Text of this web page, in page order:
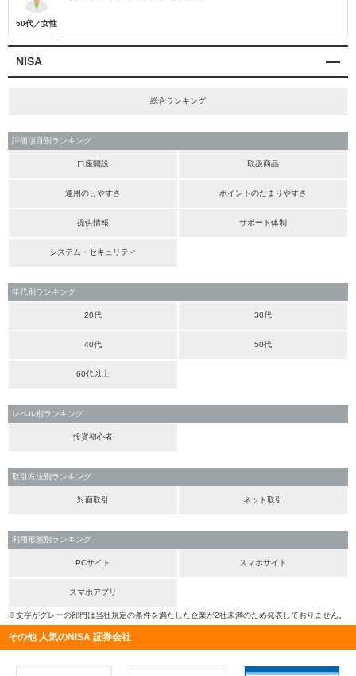
50代／女性
NISA
総合ランキング
評価項目別ランキング
口座開設 取扱商品
運用のしやすさ ポイントのたまりやすさ
提供情報 サポート体制
システム・セキュリティ
年代別ランキング
20代 30代
40代 50代
60代以上
レベル別ランキング
投資初心者
取引方法別ランキング
対面取引 ネット取引
利用形態別ランキング
PCサイト スマホサイト
スマホアプリ
※文字がグレーの部門は当社規定の条件を満たした企業が2社未満のため発表しておりません。
その他 人気のNISA 証券会社